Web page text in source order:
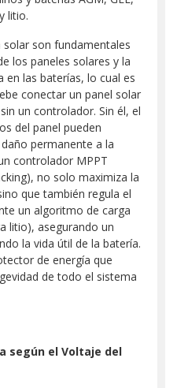
litio.
son fundamentales
los paneles solares y la
en las baterías, lo cual es
conectar un panel solar
un controlador. Sin él, el
del panel pueden
permanente a la
controlador MPPT
no solo maximiza la
que también regula el
un algoritmo de carga
litio), asegurando un
la vida útil de la batería.
de energía que
de todo el sistema
según el Voltaje del